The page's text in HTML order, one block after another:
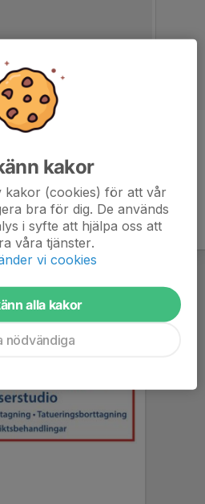
kakor
kakor (cookies) för att vår
bra för dig. De används
i syfte att hjälpa oss att
våra tjänster.
vi cookies
alla kakor
nödvändiga